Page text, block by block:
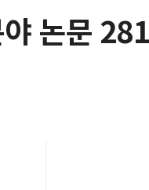
논문